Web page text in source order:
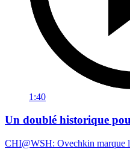
1:40
Un doublé historique
CHI@WSH: Ovechkin marque